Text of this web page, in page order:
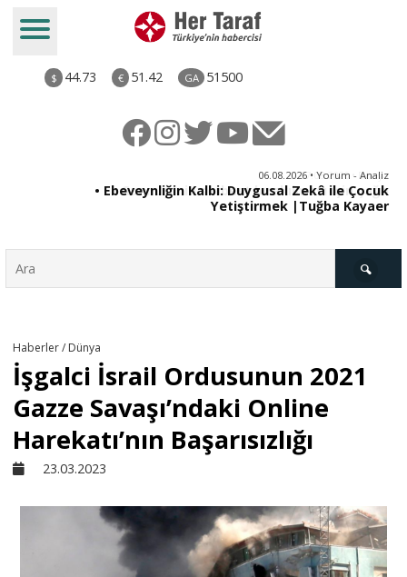
$ 44.73 € 51.42 GA 51500
06.08.2026 • Yorum - Analiz
• Ebeveynliğin Kalbi: Duygusal Zekâ ile Çocuk
Yetiştirmek |Tuğba Kayaer
Derkenar
Sivil Toplum
Kültür - Sanat
Ekonomi
Haberler / Dünya
İşgalci İsrail Ordusunun 2021
Gazze Savaşı’ndaki Online
Harekatı’nın Başarısızlığı
23.03.2023